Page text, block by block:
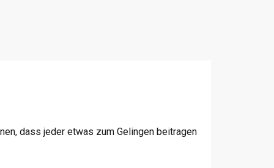
dass jeder etwas zum Gelingen beitragen